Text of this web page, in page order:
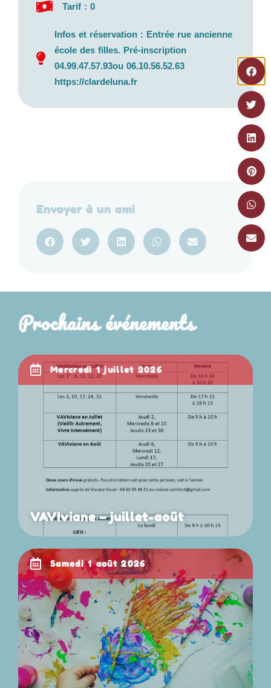
Tarif : 0
Infos et réservation : Entrée rue ancienne
école des filles. Pré-inscription
04.99.47.57.93ou 06.10.56.52.63
https://clardeluna.fr
Envoyer à un ami
Prochains événements
mercredi 1 juillet 2026
VAVIviane – juillet-août
samedi 1 août 2026